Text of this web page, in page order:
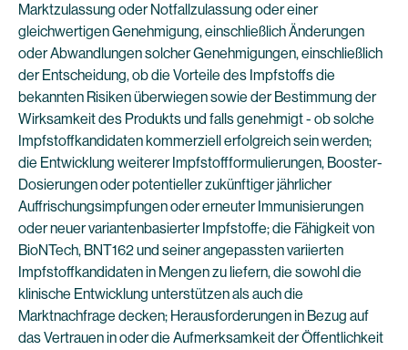
Marktzulassung oder Notfallzulassung oder einer
gleichwertigen Genehmigung, einschließlich Änderungen
oder Abwandlungen solcher Genehmigungen, einschließlich
der Entscheidung, ob die Vorteile des Impfstoffs die
bekannten Risiken überwiegen sowie der Bestimmung der
Wirksamkeit des Produkts und falls genehmigt - ob solche
Impfstoffkandidaten kommerziell erfolgreich sein werden;
die Entwicklung weiterer Impfstoffformulierungen, Booster-
Dosierungen oder potentieller zukünftiger jährlicher
Auffrischungsimpfungen oder erneuter Immunisierungen
oder neuer variantenbasierter Impfstoffe; die Fähigkeit von
BioNTech, BNT162 und seiner angepassten variierten
Impfstoffkandidaten in Mengen zu liefern, die sowohl die
klinische Entwicklung unterstützen als auch die
Marktnachfrage decken; Herausforderungen in Bezug auf
das Vertrauen in oder die Aufmerksamkeit der Öffentlichkeit